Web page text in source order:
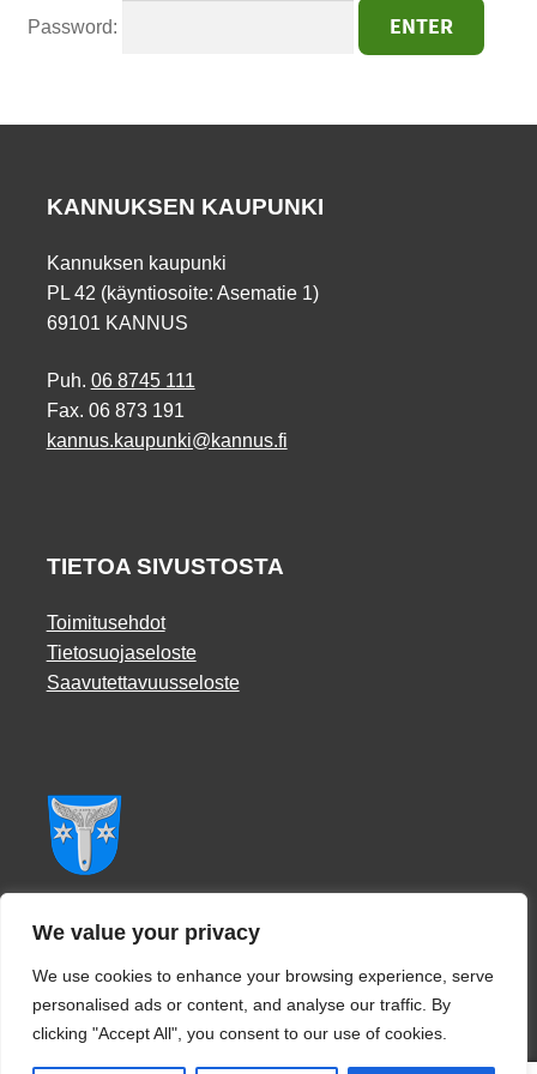
We value your privacy
We use cookies to enhance your browsing experience, serve
personalised ads or content, and analyse our traffic. By
clicking "Accept All", you consent to our use of cookies.
Password:
KANNUKSEN KAUPUNKI
Kannuksen kaupunki
PL 42 (käyntiosoite: Asematie 1)
69101 KANNUS
Puh. 06 8745 111
Fax. 06 873 191
kannus.kaupunki@kannus.fi
TIETOA SIVUSTOSTA
Toimitusehdot
Tietosuojaseloste
Saavutettavuusseloste